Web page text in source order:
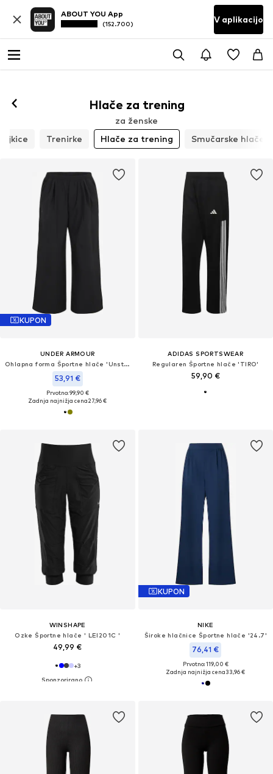
ABOUT YOU App
(152.700) V aplikacijo
Hlače za trening
za ženske
Trenirke Hlače za trening Smučarske hlače
KUPON
UNDER ARMOUR
Ohlapna forma Športne hlače 'Unstoppable'
53,91 €
Prvotno: 99,90 €
Zadnja najnižja cena27,96 €
ADIDAS SPORTSWEAR
Regularen Športne hlače 'TIRO'
59,90 €
WINSHAPE
Ozke Športne hlače ' LEI201C '
49,99 €
+3
KUPON
NIKE
Široke hlačnice Športne hlače '24.7'
76,41 €
Prvotno: 119,00 €
Zadnja najnižja cena33,96 €